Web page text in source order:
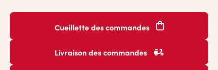
Cueillette des commandes
Livraison des commandes